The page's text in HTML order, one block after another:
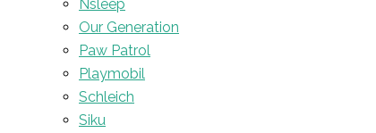
Nsleep
Our Generation
Paw Patrol
Playmobil
Schleich
Siku